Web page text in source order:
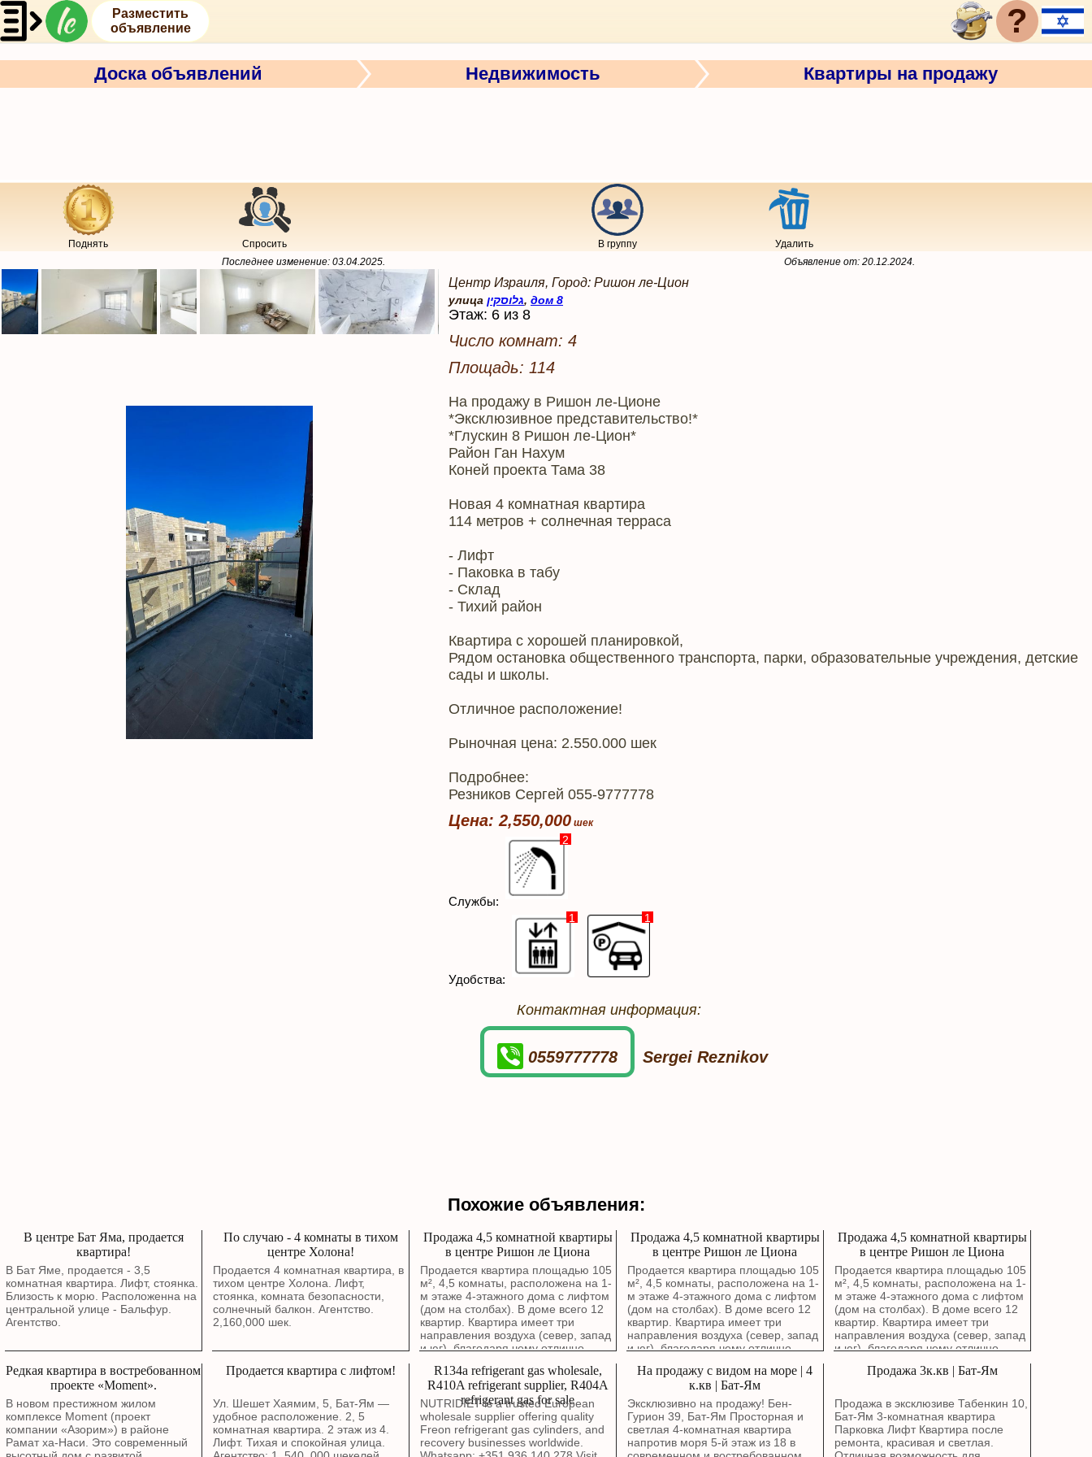
Разместить
объявление
?
Доска объявлений Недвижимость Квартиры на продажу
Поднять Спросить В группу
Удалить
Последнее изменение: 03.04.2025. Объявление от: 20.12.2024.
Центр Израиля, Город: Ришон ле-Цион
улица גלוסקין, дом 8
Этаж: 6 из 8
Число комнат: 4
Площадь: 114
На продажу в Ришон ле-Ционе
*Эксклюзивное представительство!*
*Глускин 8 Ришон ле-Цион*
Район Ган Нахум
Коней проекта Тама 38
Новая 4 комнатная квартира
114 метров + солнечная терраса
- Лифт
- Паковка в табу
- Склад
- Тихий район
Квартира с хорошей планировкой,
Рядом остановка общественного транспорта, парки, образовательные учреждения, детские
сады и школы.
Отличное расположение!
Рыночная цена: 2.550.000 шек
Подробнее:
Резников Сергей 055-9777778
Цена: 2,550,000
Службы:
2
Удобства:
1 1
Контактная информация:
0559777778 Sergei Reznikov
Похожие объявления:
В центре Бат Яма, продается
квартира!
В Бат Яме, продается - 3,5
комнатная квартира. Лифт, стоянка.
Близость к морю. Расположенна на
центральной улице - Бальфур.
Агентство.
По случаю - 4 комнаты в тихом
центре Холона!
Продается 4 комнатная квартира, в
тихом центре Холона. Лифт,
стоянка, комната безопасности,
солнечный балкон. Агентство.
2,160,000 шек.
Продажа 4,5 комнатной квартиры
в центре Ришон ле Циона
Продается квартира площадью 105
м², 4,5 комнаты, расположена на 1-
м этаже 4-этажного дома с лифтом
(дом на столбах). В доме всего 12
квартир. Квартира имеет три
направления воздуха (север, запад
и юг), благодаря чему отлично
выходят на зеленый сквер. В
квартире выполнен капитальный
ремонт с полной заменой
электропроводки, водопроводных и
канализационных труб. Стены были
заново отремонтированы около
года назад. Можно въезжать без
Продажа 4,5 комнатной квартиры
в центре Ришон ле Циона
Продается квартира площадью 105
м², 4,5 комнаты, расположена на 1-
м этаже 4-этажного дома с лифтом
(дом на столбах). В доме всего 12
квартир. Квартира имеет три
направления воздуха (север, запад
и юг), благодаря чему отлично
выходят на зеленый сквер. В
квартире выполнен капитальный
ремонт с полной заменой
электропроводки, водопроводных и
канализационных труб. Стены были
заново отремонтированы около
года назад. Можно въезжать без
Продажа 4,5 комнатной квартиры
в центре Ришон ле Циона
Продается квартира площадью 105
м², 4,5 комнаты, расположена на 1-
м этаже 4-этажного дома с лифтом
(дом на столбах). В доме всего 12
квартир. Квартира имеет три
направления воздуха (север, запад
и юг), благодаря чему отлично
выходят на зеленый сквер. В
ремонт с полной заменой
электропроводки, водопроводных и
канализационных труб. Стены были
заново отремонтированы около
года назад. Можно въезжать без
Редкая квартира в востребованном
проекте «Moment».
В новом престижном жилом
комплексе Moment (проект
компании «Азорим») в районе
Рамат ха-Наси. Это современный
Продается квартира с лифтом!
Ул. Шешет Хаямим, 5, Бат-Ям —
удобное расположение. 2, 5
комнатная квартира. 2 этаж из 4.
Лифт. Тихая и спокойная улица.
R134a refrigerant gas wholesale,
R410A refrigerant supplier, R404A
refrigerant gas for sale
NUTRIDIET is a trusted European
wholesale supplier offering quality
Freon refrigerant gas cylinders, and
recovery businesses worldwide.
На продажу с видом на море | 4
к.кв | Бат-Ям
Эксклюзивно на продажу! Бен-
Гурион 39, Бат-Ям Просторная и
светлая 4-комнатная квартира
напротив моря 5-й этаж из 18 в
Продажа 3к.кв | Бат-Ям
Продажа в эксклюзиве Табенкин 10,
Бат-Ям 3-комнатная квартира
Парковка Лифт Квартира после
ремонта, красивая и светлая.